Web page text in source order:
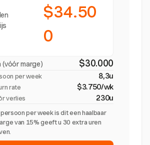
$34.50
0
(vóór marge) $30.000
per week 8,3u
rate $3.750/wk
verlies 230u
per week is dit een haalbaar
van 15% geeft u 30 extra uren